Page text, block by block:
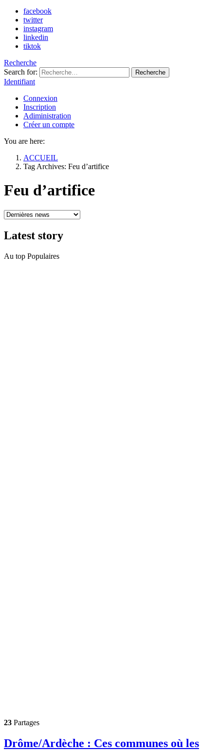
facebook
twitter
instagram
linkedin
tiktok
Recherche
Search for:
Recherche
Identifiant
Connexion
Inscription
Adiministration
Créer un compte
You are here:
ACCUEIL
Tag Archives: Feu d’artifice
Feu d’artifice
Latest story
Au top Populaires
23 Partages
Drôme/Ardèche : Ces communes où les